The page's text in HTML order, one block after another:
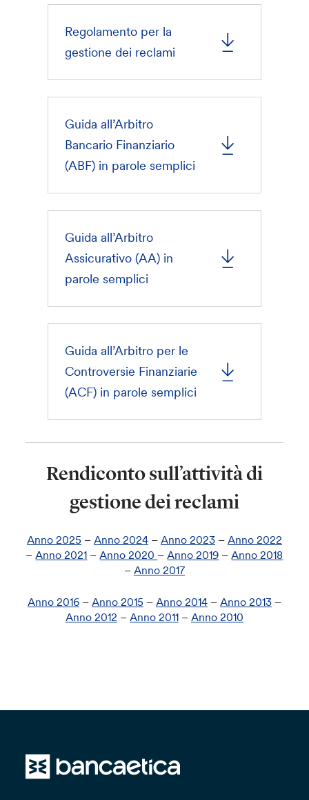
Regolamento per la
gestione dei reclami
Guida all’Arbitro
Bancario Finanziario
(ABF) in parole semplici
Guida all’Arbitro
Assicurativo (AA) in
parole semplici
Guida all’Arbitro per le
Controversie Finanziarie
(ACF) in parole semplici
Rendiconto sull’attività di
gestione dei reclami
Anno 2025 – Anno 2024– Anno 2023– Anno 2022
– Anno 2021 – Anno 2020 – Anno 2019 – Anno 2018
– Anno 2017
Anno 2016– Anno 2015 – Anno 2014– Anno 2013–
Anno 2012 – Anno 2011– Anno 2010